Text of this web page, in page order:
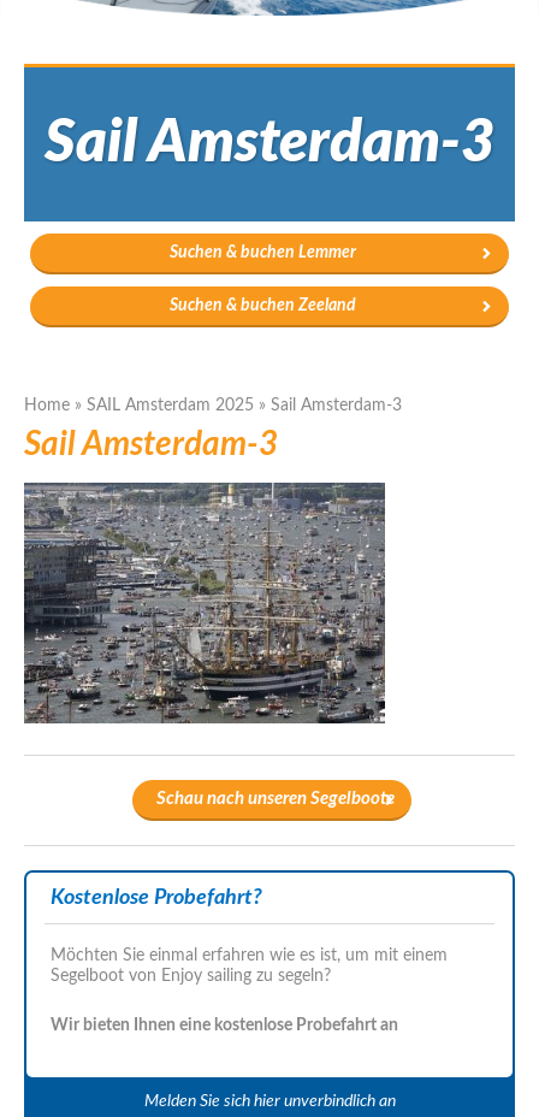
Sail Amsterdam-3
Suchen & buchen Lemmer
Suchen & buchen Zeeland
Home » SAIL Amsterdam 2025 » Sail Amsterdam-3
Sail Amsterdam-3
Schau nach unseren Segelboote
Kostenlose Probefahrt?
Möchten Sie einmal erfahren wie es ist, um mit einem
Segelboot von Enjoy sailing zu segeln?
Wir bieten Ihnen eine kostenlose Probefahrt an
Melden Sie sich hier unverbindlich an